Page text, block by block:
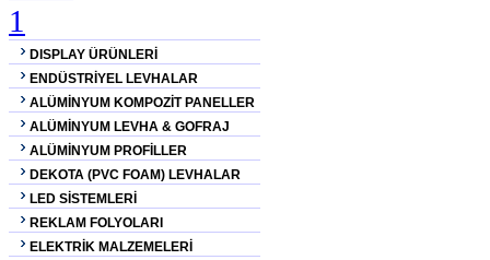
DISPLAY ÜRÜNLERİ
ENDÜSTRİYEL LEVHALAR
ALÜMİNYUM KOMPOZİT PANELLER
ALÜMİNYUM LEVHA & GOFRAJ
ALÜMİNYUM PROFİLLER
DEKOTA (PVC FOAM) LEVHALAR
LED SİSTEMLERİ
REKLAM FOLYOLARI
ELEKTRİK MALZEMELERİ